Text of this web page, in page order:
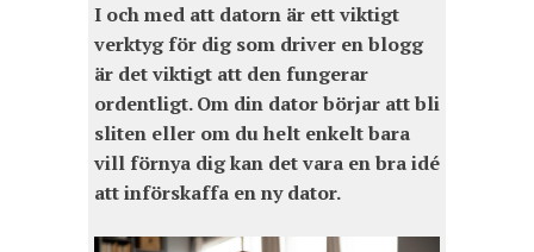
I och med att datorn är ett viktigt
verktyg för dig som driver en blogg
är det viktigt att den fungerar
ordentligt. Om din dator börjar att bli
sliten eller om du helt enkelt bara
vill förnya dig kan det vara en bra idé
att införskaffa en ny dator.